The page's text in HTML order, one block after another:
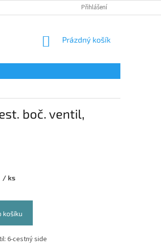
Přihlášení
NÁKUPNÍ
Prázdný košík
boč. ventil,
/ ks
košíku
6-cestný side